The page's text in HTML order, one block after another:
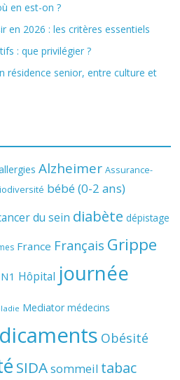
en est-on ?
en 2026 : les critères essentiels
: que privilégier ?
résidence senior, entre culture et
Alzheimer Assurance-
bébé (0-2 ans)
du sein diabète dépistage
France Français Grippe
Hôpital journée
Mediator médecins
Obésité
SIDAsommeil tabac